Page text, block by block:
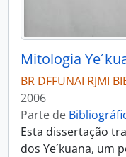
BR DFFUNAI RJMI
2006
Parte de
Esta dissertação
dos Ye´kuana, um